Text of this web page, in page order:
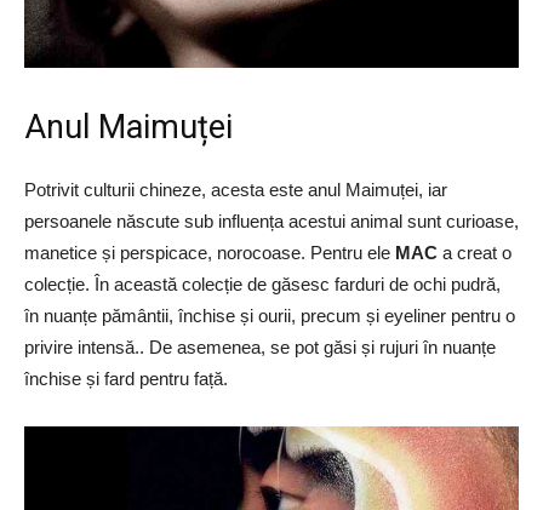
Anul Maimuței
Potrivit culturii chineze, acesta este anul Maimuței, iar
persoanele născute sub influența acestui animal sunt curioase,
manetice și perspicace, norocoase. Pentru ele MAC a creat o
colecție. În această colecție de găsesc farduri de ochi pudră,
în nuanțe pământii, închise și ourii, precum și eyeliner pentru o
privire intensă.. De asemenea, se pot găsi și rujuri în nuanțe
închise și fard pentru față.